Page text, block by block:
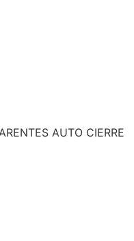
AUTO CIERRE